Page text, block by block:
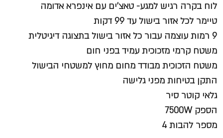
לוח בקרה רגיש למגע- טאצ'ים עם אינפרא אדומה
טיימר לכל אזור בישול עד 99 דקות
9 רמות עוצמה עבור כל אזור בישול בתצוגה דיגיטלית
משטח קרמי מזכוכית עמיד בפני חום
משטח הזכוכית מבודד מחום מחוץ למשטחי הבישול
התקן בטיחות מפני גלישה
גלאי קוטר סיר
הספק 7500W
מספר להבות 4